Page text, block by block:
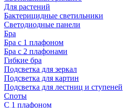
Для растений
Бактерицидные светильники
Светодиодные панели
Бра
Бра с 1 плафоном
Бра с 2 плафонами
Гибкие бра
Подсветка для зеркал
Подсветка для картин
Подсветка для лестниц и ступеней
Споты
С 1 плафоном